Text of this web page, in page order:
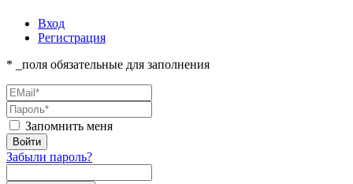
Вход
Регистрация
* _поля обязательные для заполнения
Запомнить меня
Забыли пароль?